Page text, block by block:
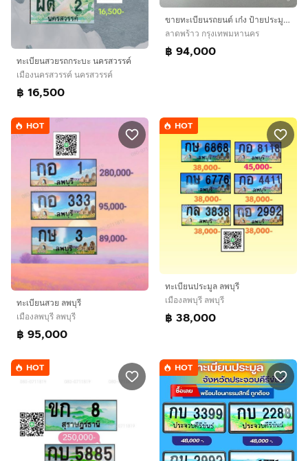
ทะเบียนสวยรถกระบะ นครสวรรค์​
เมืองนครสวรรค์ นครสวรรค์
฿ 16,500
ขายทะเบียนรถยนต์ เก๋ง ป้ายประมูล จ.กรุงเทพ รุ่นยังไม่มีตัวเลข้างหน้าราคาไม่แพงหลายรายการครับ ตามสภาะวะเศรฐกิจ
ลาดพร้าว กรุงเทพมหานคร
฿ 94,000
HOT
ทะเบียนสวย ลพบุรี
เมืองลพบุรี ลพบุรี
฿ 95,000
HOT
ทะเบียนประมูล ลพบุรี
เมืองลพบุรี ลพบุรี
฿ 38,000
HOT HOT